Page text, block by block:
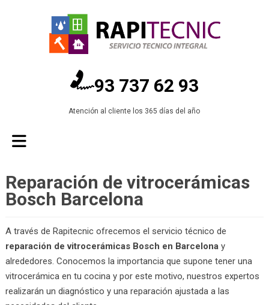
93 737 62 93
Atención al cliente los 365 días del año
Reparación de vitrocerámicas
Bosch Barcelona
A través de Rapitecnic ofrecemos el servicio técnico de
reparación de vitrocerámicas Bosch en Barcelonay
alrededores. Conocemos la importancia que supone tener una
vitrocerámica en tu cocina y por este motivo, nuestros expertos
realizarán un diagnóstico y una reparación ajustada a las